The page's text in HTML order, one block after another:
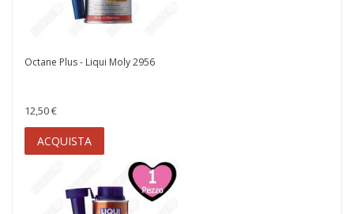
Octane Plus - Liqui Moly 2956
12,50 €
ACQUISTA